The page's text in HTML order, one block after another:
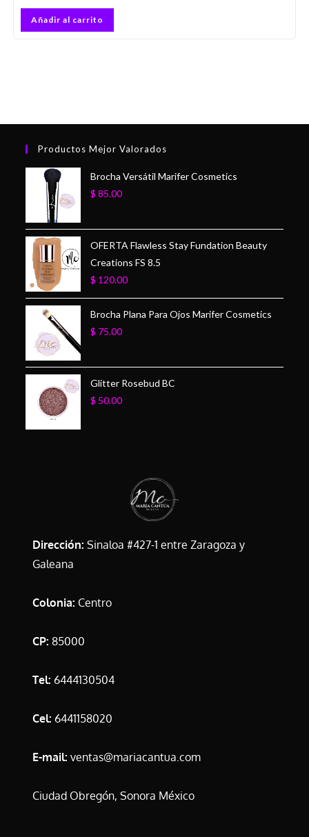
Añadir al carrito
Productos Mejor Valorados
Brocha Versátil Marifer Cosmetics
$ 85.00
OFERTA Flawless Stay Fundation Beauty
Creations FS 8.5
$ 120.00
Brocha Plana Para Ojos Marifer Cosmetics
$ 75.00
Glitter Rosebud BC
$ 50.00
Dirección: Sinaloa #427-1 entre Zaragoza y
Galeana
Colonia: Centro
CP: 85000
Tel: 6444130504
Cel: 6441158020
E-mail: ventas@mariacantua.com
Ciudad Obregón, Sonora México